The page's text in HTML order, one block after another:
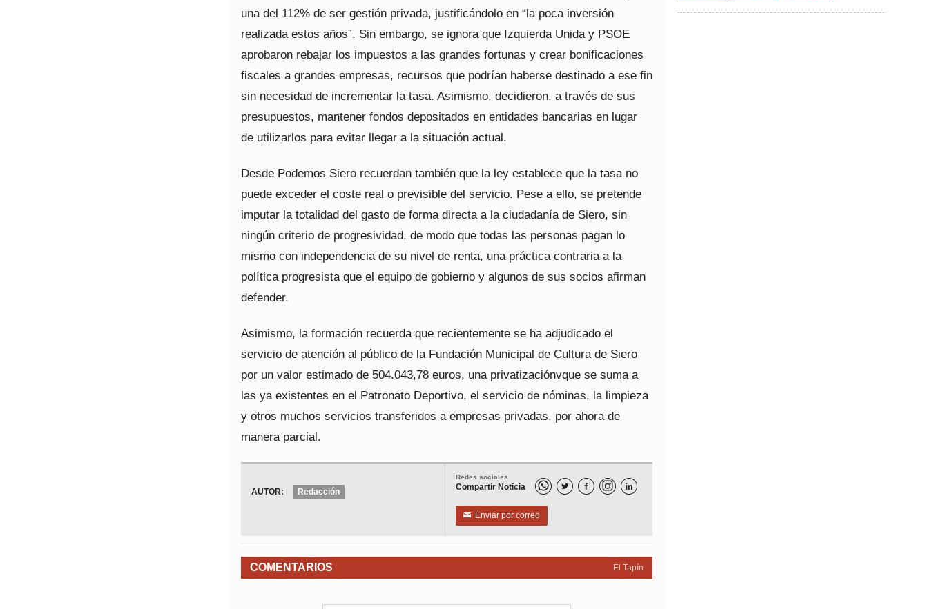
una del 112% de ser gestión privada, justificándolo en “la poca inversión
realizada estos años”. Sin embargo, se ignora que Izquierda Unida y PSOE
aprobaron rebajar los impuestos a las grandes fortunas y crear bonificaciones
fiscales a grandes empresas, recursos que podrían haberse destinado a ese fin
sin necesidad de incrementar la tasa. Asimismo, decidieron, a través de sus
presupuestos, mantener fondos depositados en entidades bancarias en lugar
de utilizarlos para evitar llegar a la situación actual.
Desde Podemos Siero recuerdan también que la ley establece que la tasa no
puede exceder el coste real o previsible del servicio. Pese a ello, se pretende
imputar la totalidad del gasto de forma directa a la ciudadanía de Siero, sin
ningún criterio de progresividad, de modo que todas las personas pagan lo
mismo con independencia de su nivel de renta, una práctica contraria a la
política progresista que el equipo de gobierno y algunos de sus socios afirman
defender.
Asimismo, la formación recuerda que recientemente se ha adjudicado el
servicio de atención al público de la Fundación Municipal de Cultura de Siero
por un valor estimado de 504.043,78 euros, una privatizaciónvque se suma a
las ya existentes en el Patronato Deportivo, el servicio de nóminas, la limpieza
y otros muchos servicios transferidos a empresas privadas, por ahora de
manera parcial.
Redes sociales
Compartir Noticia   
✉ Enviar por correo
AUTOR: Redacción
El Tapín
COMENTARIOS